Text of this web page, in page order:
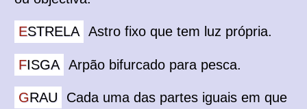
ESTRELA Astro fixo que tem luz própria.
FISGA Arpão bifurcado para pesca.
GRAU
Cada uma das partes iguais em que